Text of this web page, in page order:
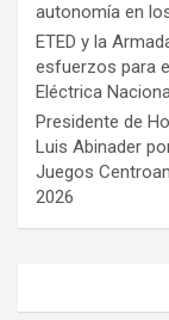
autonomía en
ETED y la
esfuerzos para
Eléctrica
Presidente de
Luis Abinader
Juegos
2026